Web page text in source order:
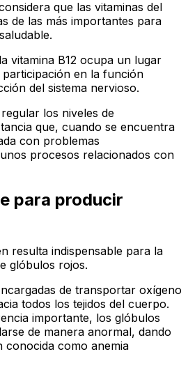
que las vitaminas del
de las más importantes para
vitamina B12 ocupa un lugar
participación en la función
del sistema nervioso.
los niveles de
que, cuando se encuentra
con problemas
procesos relacionados con
para producir
resulta indispensable para la
glóbulos rojos.
de transportar oxígeno
todos los tejidos del cuerpo.
importante, los glóbulos
de manera anormal, dando
conocida como anemia